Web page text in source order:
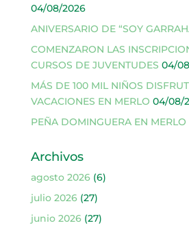
04/08/2026
ANIVERSARIO DE “SOY
COMENZARON LAS
CURSOS DE JUVENTUDES 04/
MÁS DE 100 MIL NIÑOS
VACACIONES EN MERLO 04/08/
PEÑA DOMINGUERA EN MERLO
Archivos
agosto 2026(6)
julio 2026(27)
junio 2026(27)